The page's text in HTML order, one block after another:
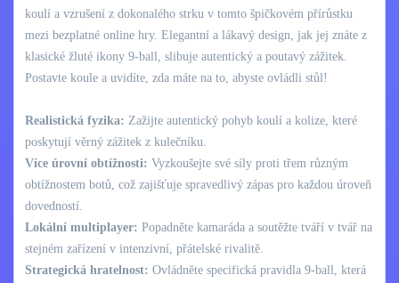
koulí a vzrušení z dokonalého strku v tomto špičkovém přírůstku
mezi bezplatné online hry. Elegantní a lákavý design, jak jej znáte z
klasické žluté ikony 9-ball, slibuje autentický a poutavý zážitek.
Postavte koule a uvidíte, zda máte na to, abyste ovládli stůl!
Realistická fyzika: Zažijte autentický pohyb koulí a kolize, které
poskytují věrný zážitek z kulečníku.
Více úrovní obtížnosti: Vyzkoušejte své síly proti třem různým
obtížnostem botů, což zajišťuje spravedlivý zápas pro každou úroveň
dovedností.
Lokální multiplayer: Popadněte kamaráda a soutěžte tváří v tvář na
stejném zařízení v intenzivní, přátelské rivalitě.
Strategická hratelnost: Ovládněte specifická pravidla 9-ball, která